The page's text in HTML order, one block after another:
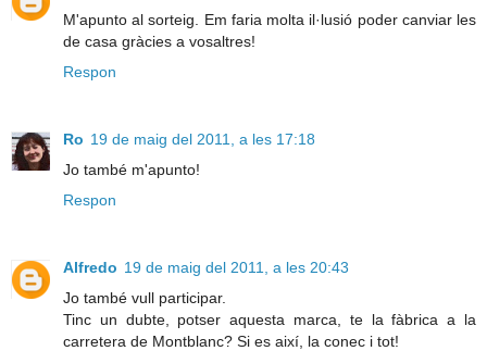
M'apunto al sorteig. Em faria molta il·lusió poder canviar les
de casa gràcies a vosaltres!
Respon
Ro 19 de maig del 2011, a les 17:18
Jo també m'apunto!
Respon
Alfredo 19 de maig del 2011, a les 20:43
Jo també vull participar.
Tinc un dubte, potser aquesta marca, te la fàbrica a la
carretera de Montblanc? Si es així, la conec i tot!